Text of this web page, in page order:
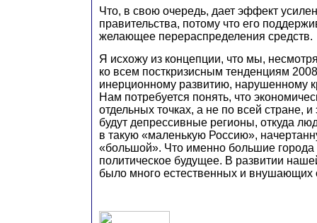
Что, в свою очередь, дает эффект
правительства, потому что его
желающее перераспределения средств.
Я исхожу из концепции, что мы,
ко всем посткризисным тенденциям
инерционному развитию, нарушенному
Нам потребуется понять, что
отдельных точках, а не по всей стране,
будут депрессивные регионы, откуда
в такую «маленькую Россию»,
«большой». Что именно большие города
политическое будущее. В развитии
было много естественных и внушающих